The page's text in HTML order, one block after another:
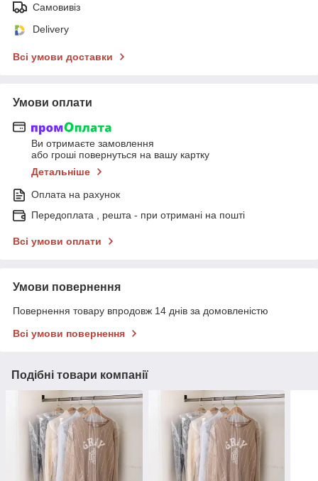
Самовивіз
Delivery
Всі умови доставки
Умови оплати
Ви отримаєте замовлення
або гроші повернуться на вашу картку
Детальніше
Оплата на рахунок
Передоплата , решта - при отримані на пошті
Всі умови оплати
Умови повернення
Повернення товару впродовж 14 днів за домовленістю
Всі умови повернення
Подібні товари компанії